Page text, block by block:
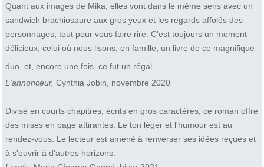
Quant aux images de Mika, elles vont dans le même sens avec un
sandwich brachiosaure aux gros yeux et les regards affolés des
personnages; tout pour vous faire rire. C'est toujours un moment
délicieux, celui où nous lisons, en famille, un livre de ce magnifique
duo, et, encore une fois, ce fut un régal.
L'annonceur, Cynthia Jobin, novembre 2020
Divisé en courts chapitres, écrits en gros caractères, ce roman offre
des mises en page attirantes. Le ton léger et l'humour est au
rendez-vous. Le lecteur est amené à renverser ses idées reçues et
à s'ouvrir à d'autres horizons.